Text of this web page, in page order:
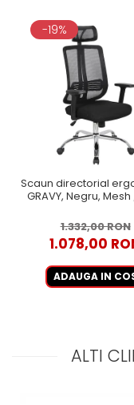
-19%
Scaun directorial
GRAVY, Negru,
1.332,00 RON
1.078,00
ADAUGA IN
ALTI